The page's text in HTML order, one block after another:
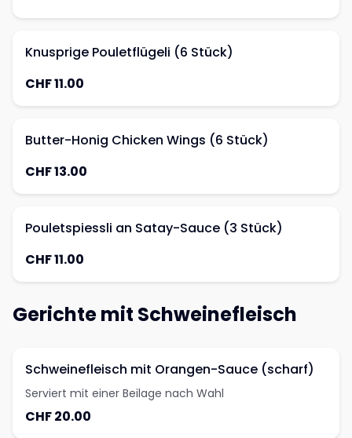
Knusprige Pouletflügeli (6 Stück)
CHF 11.00
Butter-Honig Chicken Wings (6 Stück)
CHF 13.00
Pouletspiessli an Satay-Sauce (3 Stück)
CHF 11.00
Gerichte mit Schweinefleisch
Schweinefleisch mit Orangen-Sauce (scharf)
Serviert mit einer Beilage nach Wahl
CHF 20.00